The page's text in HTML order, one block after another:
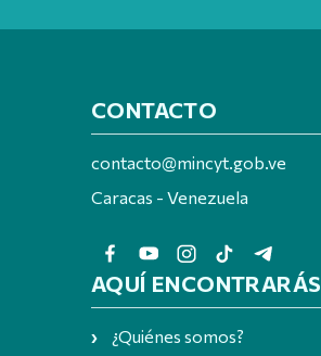
CONTACTO
contacto@mincyt.gob.ve
Caracas - Venezuela
AQUÍ ENCONTRARÁS
¿Quiénes somos?